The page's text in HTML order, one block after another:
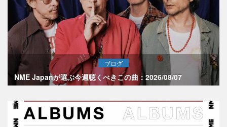
ブログ
NME Japanが選ぶ今週聴くべきこの曲：2026/08/07